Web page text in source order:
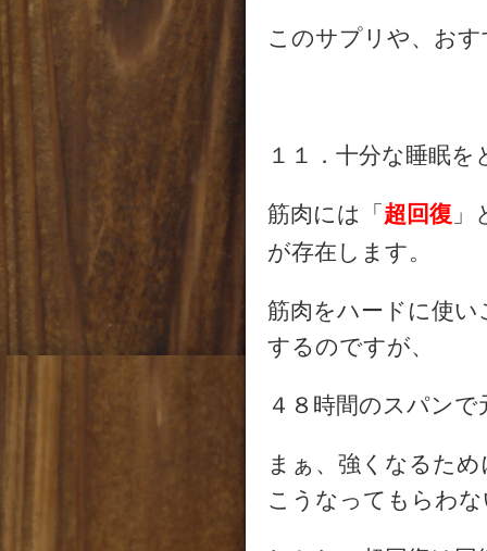
このサプリや、お
１１．十分な睡眠を
筋肉には「 超回復
が存在します。
筋肉をハードに使
するのですが、
４８時間のスパン
まぁ、強くなるた
こうなってもらわ